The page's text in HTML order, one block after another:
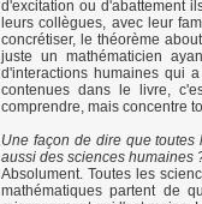
d'excitation ou d'abattement
leurs collègues, avec leur
concrétiser, le théorème
juste un mathématicien
d'interactions humaines qui
contenues dans le livre,
comprendre, mais concentre
Une façon de dire que
aussi des sciences humaines
Absolument. Toutes les
mathématiques partent de